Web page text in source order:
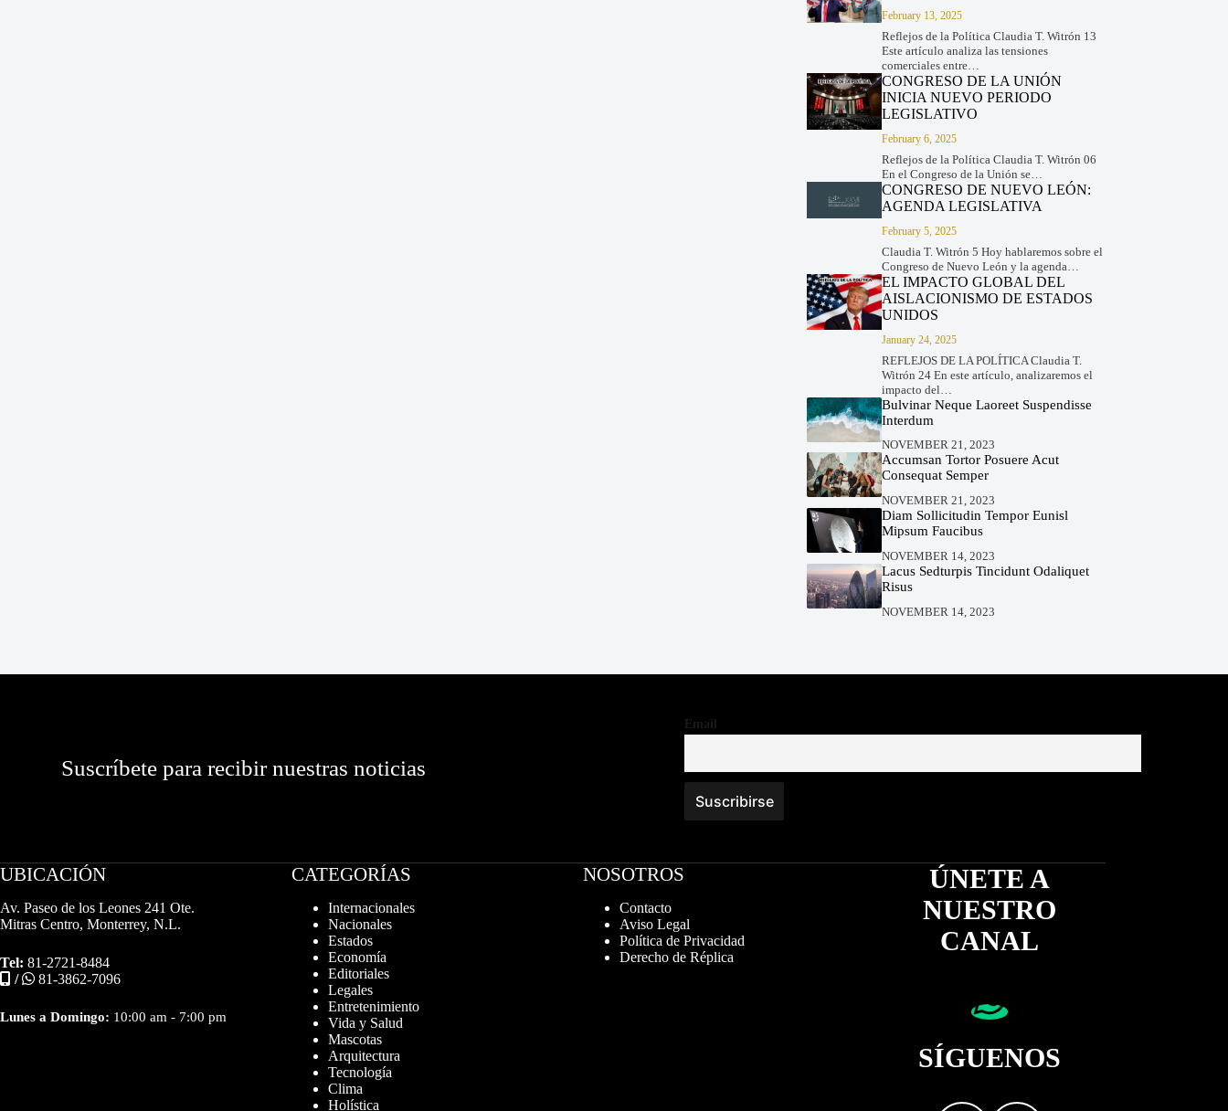
February 13, 2025
Reflejos de la Política Claudia T. Witrón 13
Este artículo analiza las tensiones
comerciales entre…
CONGRESO DE LA UNIÓN
INICIA NUEVO PERIODO
LEGISLATIVO
February 6, 2025
Reflejos de la Política Claudia T. Witrón 06
En el Congreso de la Unión se…
CONGRESO DE NUEVO LEÓN:
AGENDA LEGISLATIVA
February 5, 2025
Claudia T. Witrón 5 Hoy hablaremos sobre el
Congreso de Nuevo León y la agenda…
EL IMPACTO GLOBAL DEL
AISLACIONISMO DE ESTADOS
UNIDOS
January 24, 2025
REFLEJOS DE LA POLÍTICA Claudia T.
Witrón 24 En este artículo, analizaremos el
impacto del…
Bulvinar Neque Laoreet Suspendisse
Interdum
NOVEMBER 21, 2023
Accumsan Tortor Posuere Acut
Consequat Semper
NOVEMBER 21, 2023
Diam Sollicitudin Tempor Eunisl
Mipsum Faucibus
NOVEMBER 14, 2023
Lacus Sedturpis Tincidunt Odaliquet
Risus
NOVEMBER 14, 2023
Suscríbete para recibir nuestras noticias
Email
UBICACIÓN
Av. Paseo de los Leones 241 Ote.
Mitras Centro, Monterrey, N.L.
Tel: 81-2721-8484
/
81-3862-7096
Lunes a Domingo: 10:00 am - 7:00 pm
CATEGORÍAS
Internacionales
Nacionales
Estados
Economía
Editoriales
Legales
Entretenimiento
Vida y Salud
Mascotas
Arquitectura
Tecnología
Clima
Holística
NOSOTROS
Contacto
Aviso Legal
Política de Privacidad
Derecho de Réplica
ÚNETE A
NUESTRO
CANAL
SÍGUENOS